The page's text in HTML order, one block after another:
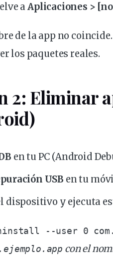
aAplicaciones > [
de la app no
los paquetes reales.
2: Eliminar
en tu PC (Android
USB en tu
dispositivo y ejecuta
--user 0
con el